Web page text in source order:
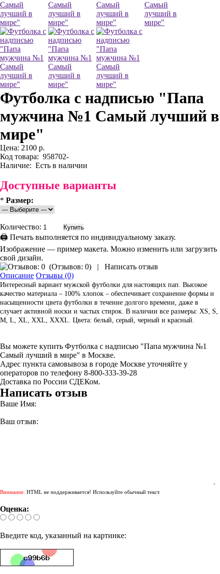
Футболка с надписью "Папа
мужчина №1 Самый лучший в
мире"
Цена: 2100 р.
Код товара: 958702-
Наличие: Есть в наличии
Доступные варианты
* Размер:
Количество:
🖨 Печать выполняется по индивидуальному заказу.
Изображение — пример макета. Можно изменить или загрузить
свой дизайн.
(Отзывов: 0) |
Написать отзыв
Описание Отзывы (0)
Интересный вариант мужской футболки для настоящих пап. Высокое
качество материала – 100% хлопок – обеспечивает сохранение формы и
насыщенности цвета футболки в течение долгого времени, даже в
случает активной носки и частых стирок. В наличии все размеры: XS, S,
M, L, XL, XXL, XXXL. Цвета: белый, серый, черный и красный.
Вы можете купить Футболка с надписью "Папа мужчина №1
Самый лучший в мире" в Москве.
Адрес пункта самовывоза в городе Москве уточняйте у
операторов по телефону 8-800-333-39-28
Доставка по России СДЕКом.
Написать отзыв
Ваше Имя:
Ваш отзыв:
Внимание: HTML не поддерживается! Используйте обычный текст.
Оценка:
Введите код, указанный на картинке: